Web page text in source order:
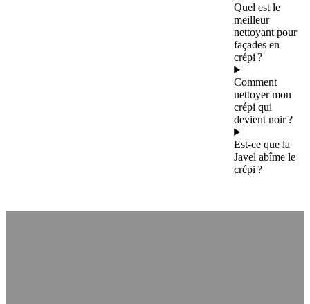
Quel est le
meilleur
nettoyant pour
façades en
crépi ?
Comment
nettoyer mon
crépi qui
devient noir ?
Est-ce que la
Javel abîme le
crépi ?